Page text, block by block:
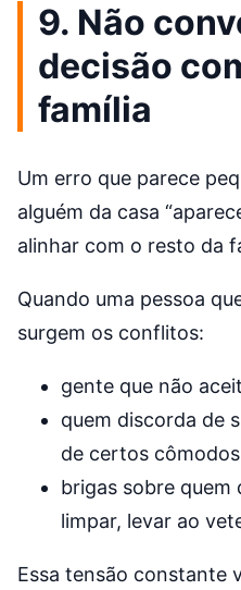
9. Não
decisão
família
Um erro que parece
alguém da casa
alinhar com o resto da
Quando uma pessoa
surgem os conflitos:
gente que não
quem discorda de
de certos cômodos
brigas sobre quem
limpar, levar ao
Essa tensão constante